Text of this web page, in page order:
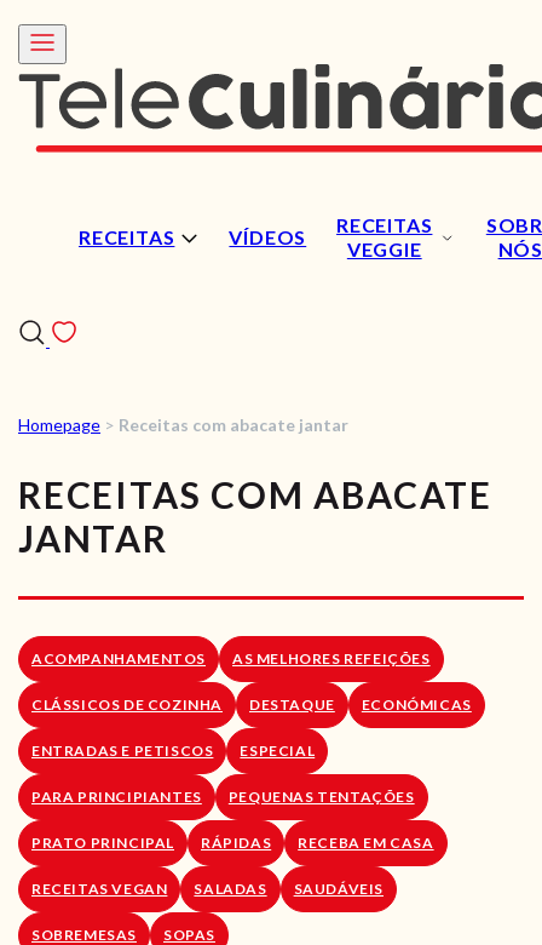
RECEITAS VÍDEOS
RECEITAS
VEGGIE
NÓS
RECEITAS
VÍDEOS
LOJA ONLINE
BLOG
Homepage > Receitas com abacate jantar
RECEITAS COM ABACATE
JANTAR
ACOMPANHAMENTOS AS MELHORES REFEIÇÕES
CLÁSSICOS DE COZINHA DESTAQUE ECONÓMICAS
ENTRADAS E PETISCOS ESPECIAL
PARA PRINCIPIANTES PEQUENAS TENTAÇÕES
PRATO PRINCIPAL RÁPIDAS RECEBA EM CASA
RECEITAS VEGAN SALADAS SAUDÁVEIS
SOBREMESAS SOPAS